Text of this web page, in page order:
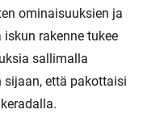
ominaisuuksien ja
rakenne tukee
sallimalla
että pakottaisi